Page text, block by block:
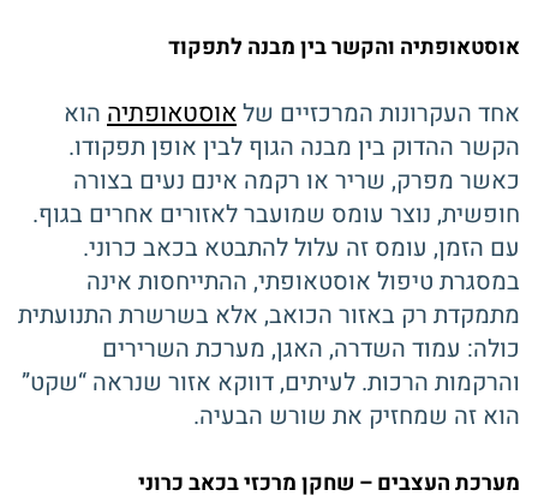
אוסטאופתיה והקשר בין מבנה לתפקוד
אחד העקרונות המרכזיים שלאוסטאופתיה הוא
הקשר ההדוק בין מבנה הגוף לבין אופן תפקודו.
כאשר מפרק, שריר או רקמה אינם נעים בצורה
חופשית, נוצר עומס שמועבר לאזורים אחרים בגוף.
עם הזמן, עומס זה עלול להתבטא בכאב כרוני.
במסגרת טיפול אוסטאופתי, ההתייחסות אינה
מתמקדת רק באזור הכואב, אלא בשרשרת התנועתית
כולה: עמוד השדרה, האגן, מערכת השרירים
והרקמות הרכות. לעיתים, דווקא אזור שנראה “שקט”
הוא זה שמחזיק את שורש הבעיה.
מערכת העצבים – שחקן מרכזי בכאב כרוני